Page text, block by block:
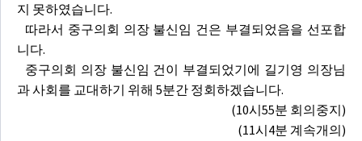
지 못하였습니다.
따라서 중구의회 의장 불신임 건은 부결되었음을 선포합
니다.
중구의회 의장 불신임 건이 부결되었기에 길기영 의장님
과 사회를 교대하기 위해 5분간 정회하겠습니다.
(10시55분 회의중지)
(11시4분 계속개의)